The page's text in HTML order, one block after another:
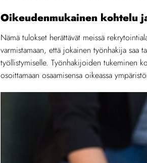
Oikeudenmukainen kohtelu
Nämä tulokset herättävät meissä
varmistamaan, että jokainen työnhakija saa
työllistymiselle. Työnhakijoiden tukeminen
osoittamaan osaamisensa oikeassa